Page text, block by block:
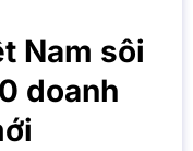
Nam sôi
doanh